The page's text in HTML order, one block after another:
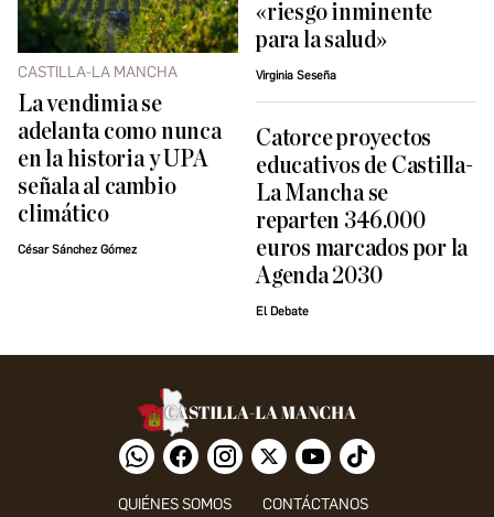
CASTILLA-LA MANCHA
La vendimia se
adelanta como nunca
en la historia y UPA
señala al cambio
climático
César Sánchez Gómez
«riesgo inminente
para la salud»
Virginia Seseña
Catorce proyectos
educativos de Castilla-
La Mancha se
reparten 346.000
euros marcados por la
Agenda 2030
El Debate
QUIÉNES SOMOS CONTÁCTANOS